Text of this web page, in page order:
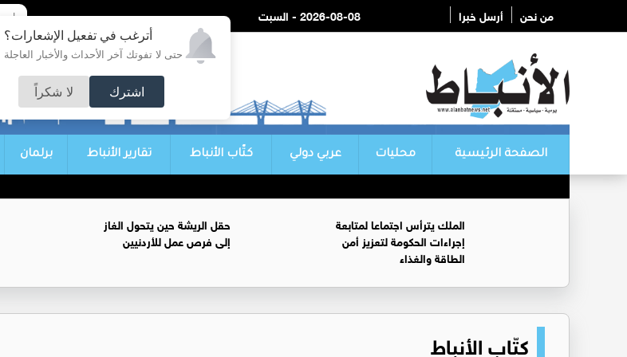
أترغب في تفعيل الإشعارات؟
حتى لا تفوتك آخر الأحداث والأخبار العاجلة
اشترك لا شكراً
من نحن أرسل خبرا 2026-08-08 - السبت
الصفحة الرئيسية محليات عربي دولي كتّاب الأنباط تقارير الأنباط برلمان
الملك يترأس اجتماعا لمتابعة
إجراءات الحكومة لتعزيز أمن
الطاقة والغذاء
حقل الريشة حين يتحول الغاز
إلى فرص عمل للأردنيين
كتّاب الأنباط